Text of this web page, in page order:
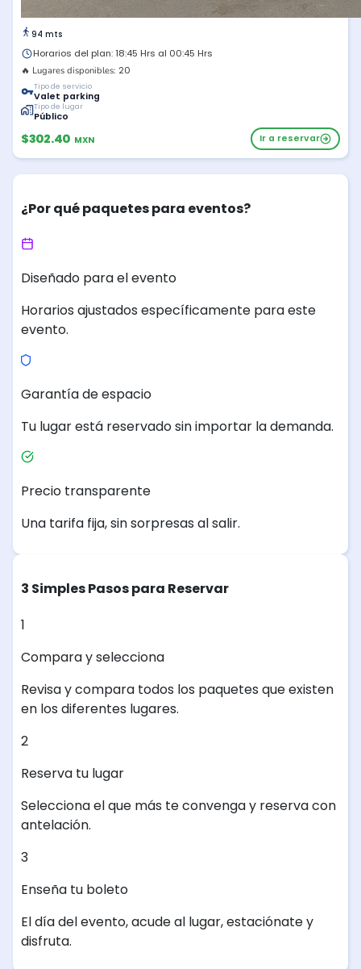
94 mts
Horarios del plan: 18:45 Hrs al 00:45 Hrs
🔥 Lugares disponibles: 20
Tipo de servicio
Valet parking
Tipo de lugar
Público
$302.40 MXN Ir a reservar
¿Por qué paquetes para eventos?
Diseñado para el evento
Horarios ajustados específicamente para este
evento.
Garantía de espacio
Tu lugar está reservado sin importar la demanda.
Precio transparente
Una tarifa fija, sin sorpresas al salir.
3 Simples Pasos para Reservar
1
Compara y selecciona
Revisa y compara todos los paquetes que existen
en los diferentes lugares.
2
Reserva tu lugar
Selecciona el que más te convenga y reserva con
antelación.
3
Enseña tu boleto
El día del evento, acude al lugar, estaciónate y
disfruta.